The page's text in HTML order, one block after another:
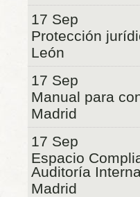
17 Sep
Protección
León
17 Sep
Manual para
Madrid
17 Sep
Espacio
Auditoría
Madrid